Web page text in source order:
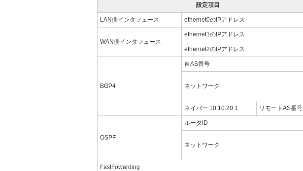
設定項目
LAN側インタフェース ethernet0のIPアドレス
WAN側インタフェース
ethernet1のIPアドレス
ethernet2のIPアドレス
BGP4
自AS番号
ネットワーク
ネイバー 10.10.20.1 リモートAS番号
OSPF
ルータID
ネットワーク
FastFowarding